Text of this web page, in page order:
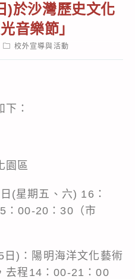
)於沙灣歷史文化
音樂節」
Post校外宣導與活動
：
園區
(星期五、六) 16：
：00-20：30（市
)：陽明海洋文化藝術
去程14：00-21：00